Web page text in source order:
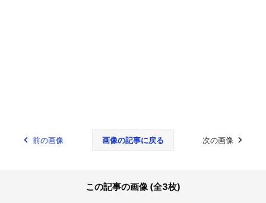
前の画像 画像の記事に戻る 次の画像
この記事の画像 (全3枚)